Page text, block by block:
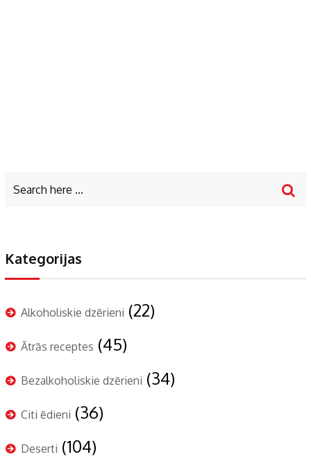
Kategorijas
Alkoholiskie dzērieni (22)
Ātrās receptes (45)
Bezalkoholiskie dzērieni (34)
Citi ēdieni (36)
Deserti (104)